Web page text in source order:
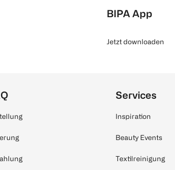
BIPA App
Jetzt downloaden
Services
Inspiration
Beauty Events
Textilreinigung